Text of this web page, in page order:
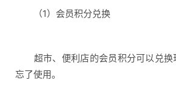
（1）会员积分兑换
超市、便利店的会员积分可以兑换
忘了使用。